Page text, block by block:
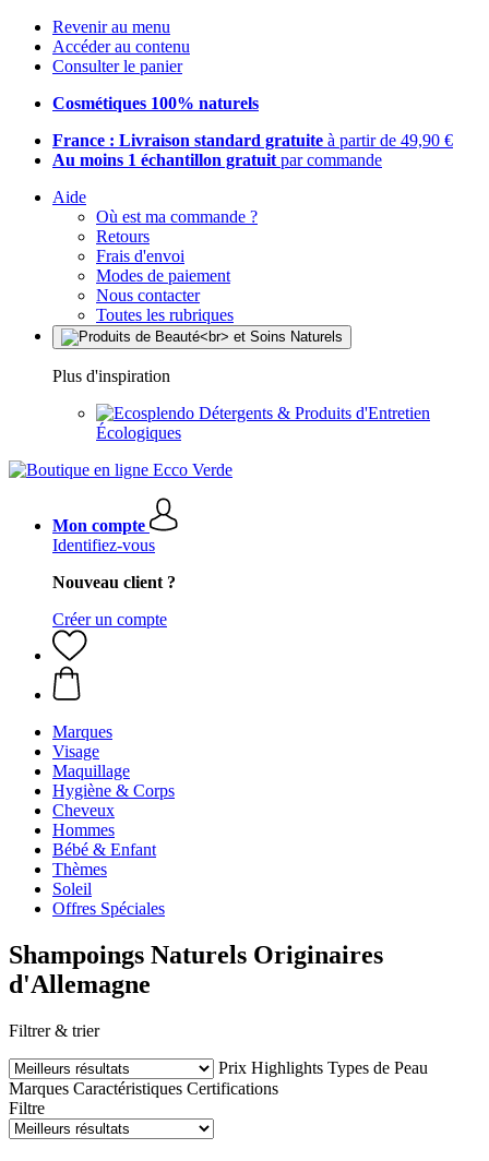
Revenir au menu
Accéder au contenu
Consulter le panier
Cosmétiques 100% naturels
France : Livraison standard gratuite à partir de 49,90 €
Au moins 1 échantillon gratuit par commande
Aide
Où est ma commande ?
Retours
Frais d'envoi
Modes de paiement
Nous contacter
Toutes les rubriques
Plus d'inspiration
Détergents & Produits d'Entretien
Écologiques
Mon compte
Identifiez-vous
Nouveau client ?
Créer un compte
Marques
Visage
Maquillage
Hygiène & Corps
Cheveux
Hommes
Bébé & Enfant
Thèmes
Soleil
Offres Spéciales
Shampoings Naturels Originaires
d'Allemagne
Filtrer & trier
Prix Highlights Types de Peau
Marques Caractéristiques Certifications
Filtre